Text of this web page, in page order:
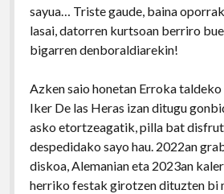
sayua… Triste gaude, baina
lasai, datorren kurtsoan berriro
bigarren denboraldiarekin!
Azken saio honetan Erroka
Iker De las Heras izan ditugu
asko etortzeagatik, pilla bat
despedidako sayo hau. 2022an
diskoa, Alemanian eta 2023an
herriko festak girotzen dituzten bi